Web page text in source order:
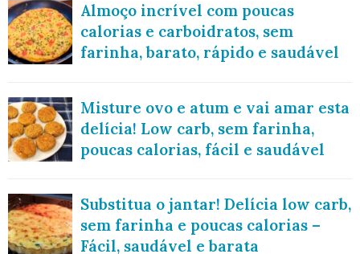
Almoço incrível com poucas
calorias e carboidratos, sem
farinha, barato, rápido e saudável
Misture ovo e atum e vai amar esta
delícia! Low carb, sem farinha,
poucas calorias, fácil e saudável
Substitua o jantar! Delícia low carb,
sem farinha e poucas calorias –
Fácil, saudável e barata